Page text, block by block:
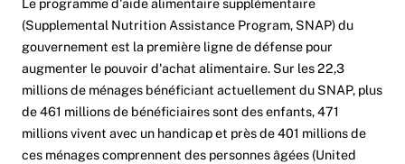
Le programme d'aide alimentaire supplémentaire
(Supplemental Nutrition Assistance Program, SNAP) du
gouvernement est la première ligne de défense pour
augmenter le pouvoir d'achat alimentaire. Sur les 22,3
millions de ménages bénéficiant actuellement du SNAP, plus
de 461 millions de bénéficiaires sont des enfants, 471
millions vivent avec un handicap et près de 401 millions de
ces ménages comprennent des personnes âgées (United